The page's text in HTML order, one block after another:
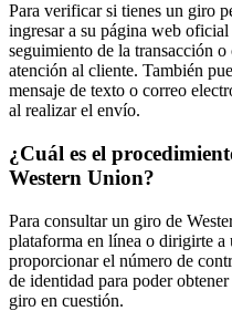
Para verificar si tienes un giro
ingresar a su página web
seguimiento de la transacción
atención al cliente. También
mensaje de texto o correo
al realizar el envío.
¿Cuál es el
Western Union?
Para consultar un giro de
plataforma en línea o dirigirte a
proporcionar el número de
de identidad para poder
giro en cuestión.